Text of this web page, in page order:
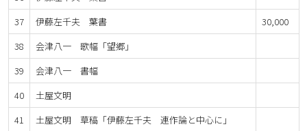
37
伊藤左千夫 葉書
30,000
38
会津八一 歌幅「望郷」
39
会津八一 書幅
40
土屋文明
41
土屋文明 草稿「伊藤左千夫 連作論と中心に」